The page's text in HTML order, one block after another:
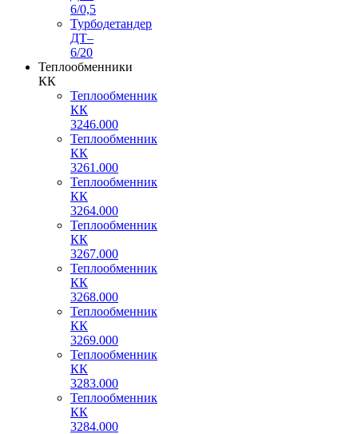
6/0,5
Турбодетандер
ДТ–
6/20
Теплообменники
КК
Теплообменник
КК
3246.000
Теплообменник
КК
3261.000
Теплообменник
КК
3264.000
Теплообменник
КК
3267.000
Теплообменник
КК
3268.000
Теплообменник
КК
3269.000
Теплообменник
КК
3283.000
Теплообменник
КК
3284.000